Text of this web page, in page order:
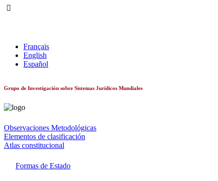
Français
English
Español
Grupo de Investigación sobre Sistemas Jurídicos Mundiales
Observaciones Metodológicas
Elementos de clasificación
Atlas constitucional
Formas de Estado